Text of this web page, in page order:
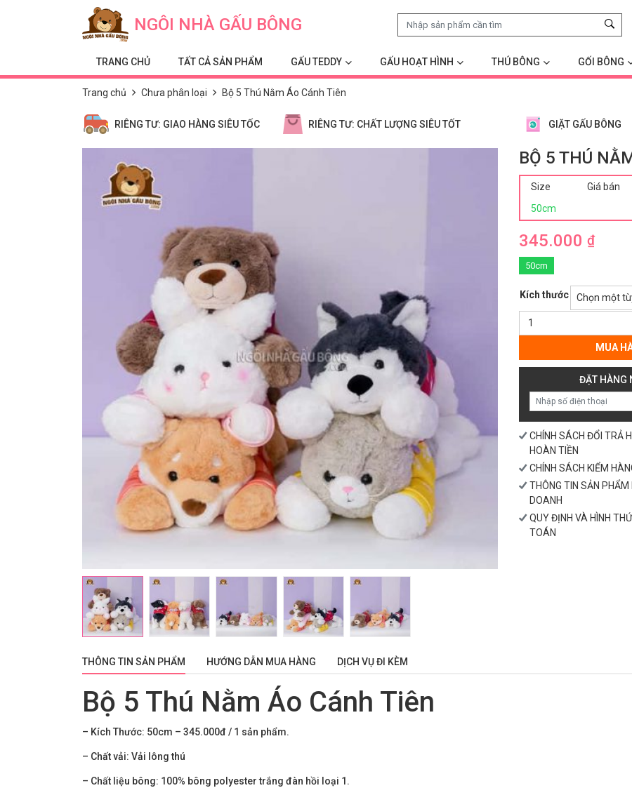
NGÔI NHÀ GẤU BÔNG
TRANG CHỦ TẤT CẢ SẢN PHẨM GẤU TEDDY GẤU HOẠT HÌNH THÚ BÔNG GỐI BÔNG
Trang chủ Chưa phân loại Bộ 5 Thú Nằm Áo Cánh Tiên
RIÊNG TƯ: GIAO HÀNG SIÊU TỐC RIÊNG TƯ: CHẤT LƯỢNG SIÊU TỐT GIẶT GẤU BÔNG
BỘ 5 THÚ
Size Giá bán
50cm
345.000 ₫
50cm
Kích thước
Bộ
Nằm
Cánh
Tiên
số
lượng
MUA
ĐẶT HÀNG
CHÍNH SÁCH ĐỔI TRẢ
HOÀN TIỀN
CHÍNH SÁCH KIỂM
THÔNG TIN SẢN PHẨM
DOANH
QUY ĐỊNH VÀ HÌNH
TOÁN
THÔNG TIN SẢN PHẨM HƯỚNG DẪN MUA HÀNG DỊCH VỤ ĐI KÈM
Bộ 5 Thú Nằm Áo Cánh Tiên
– Kích Thước: 50cm – 345.000đ / 1 sản phẩm.
– Chất vải: Vải lông thú
– Chất liệu bông: 100% bông polyester trắng đàn hồi loại 1.